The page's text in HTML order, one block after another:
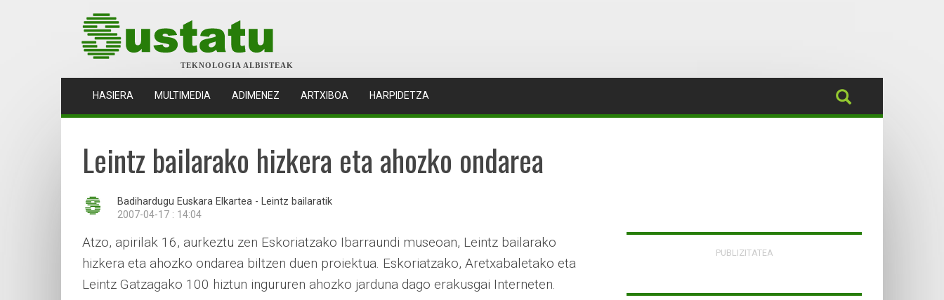
TEKNOLOGIA ALBISTEAK
HASIERA (CURRENT)
MULTIMEDIA ADIMENEZ ARTXIBOA HARPIDETZA
Leintz bailarako hizkera eta ahozko ondarea
Badihardugu Euskara Elkartea - Leintz bailaratik
2007-04-17 : 14:04
Atzo, apirilak 16, aurkeztu zen Eskoriatzako Ibarraundi museoan, Leintz bailarako
hizkera eta ahozko ondarea biltzen duen proiektua. Eskoriatzako, Aretxabaletako eta
Leintz Gatzagako 100 hiztun ingururen ahozko jarduna dago erakusgai Interneten.
PUBLIZITATEA